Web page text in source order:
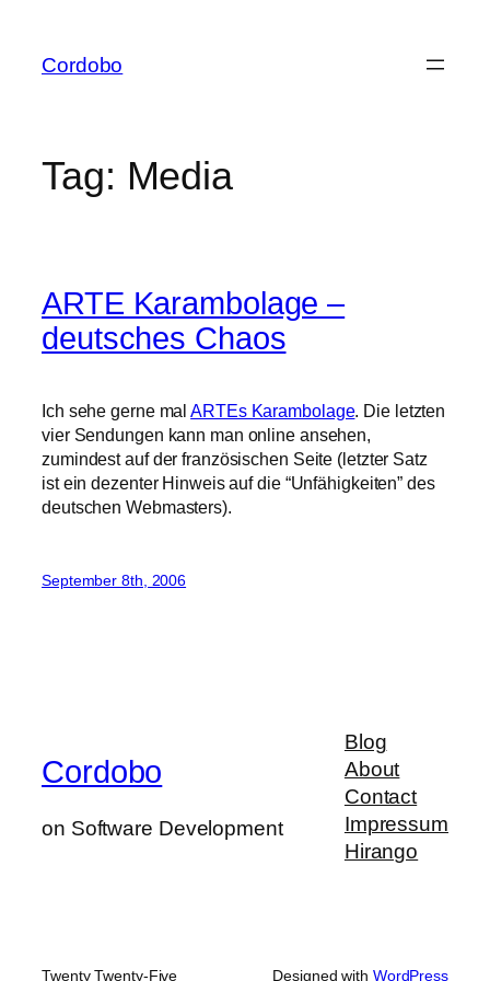
content
Cordobo
Tag: Media
ARTE Karambolage –
deutsches Chaos
Ich sehe gerne malARTEs Karambolage. Die letzten
vier Sendungen kann man online ansehen,
zumindest auf der französischen Seite (letzter Satz
ist ein dezenter Hinweis auf die “Unfähigkeiten” des
deutschen Webmasters).
September 8th, 2006
Cordobo
on Software Development
Blog
About
Contact
Impressum
Hirango
Twenty Twenty-Five Designed with WordPress